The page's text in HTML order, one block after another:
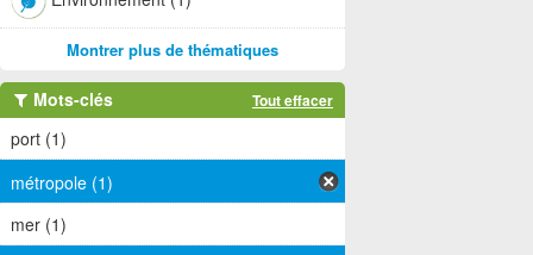
Montrer plus de thématiques
Mots-clés Tout effacer
port (1)
métropole (1)
mer (1)